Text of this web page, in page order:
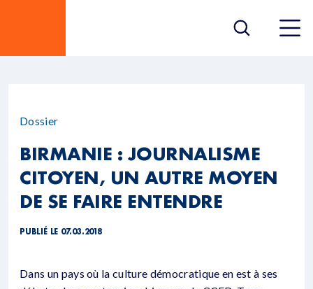
Dossier
BIRMANIE : JOURNALISME
CITOYEN, UN AUTRE MOYEN
DE SE FAIRE ENTENDRE
PUBLIÉ LE 07.03.2018
Dans un pays où la culture démocratique en est à ses